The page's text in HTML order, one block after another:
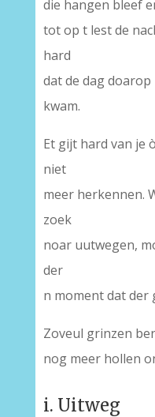
die hangen bleef
tot op t lest de
hard
dat de dag
kwam.
Et gijt hard van je
niet
meer herkennen.
zoek
noar uutwegen,
der
n moment dat der
Zoveul grinzen
nog meer hollen
i. Uitweg